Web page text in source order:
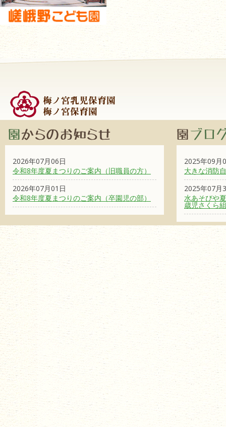
2026年07月06日
令和8年度夏まつりのご案内（旧職員の方）
2026年07月01日
令和8年度夏まつりのご案内（卒園児の部）
2025年09月
大きな消防
2025年07月
水あそびや
歳児さくら